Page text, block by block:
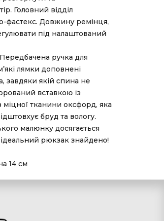
Головний відділ
фастекс. Довжину ремінця,
під налаштований
ручка для
лямки доповнені
завдяки якій спина не
вставкою із
тканини оксфорд, яка
бруд та вологу.
малюнку досягається
рюкзак знайдено!
14 см